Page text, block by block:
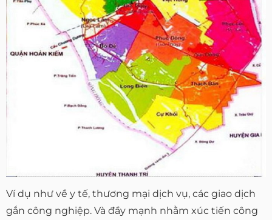
Ví dụ như về y tế, thương mại dịch vụ, các giao dịch
gắn công nghiệp. Và đầy mạnh nhằm xúc tiến công